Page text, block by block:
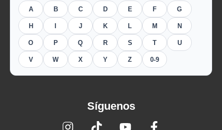
A B C D E F G
H J K L M N
O P Q R S T U
V W X Y Z 0-9
Síguenos